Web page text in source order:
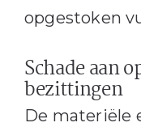
opgestoken
Schade aan
bezittingen
De materiële